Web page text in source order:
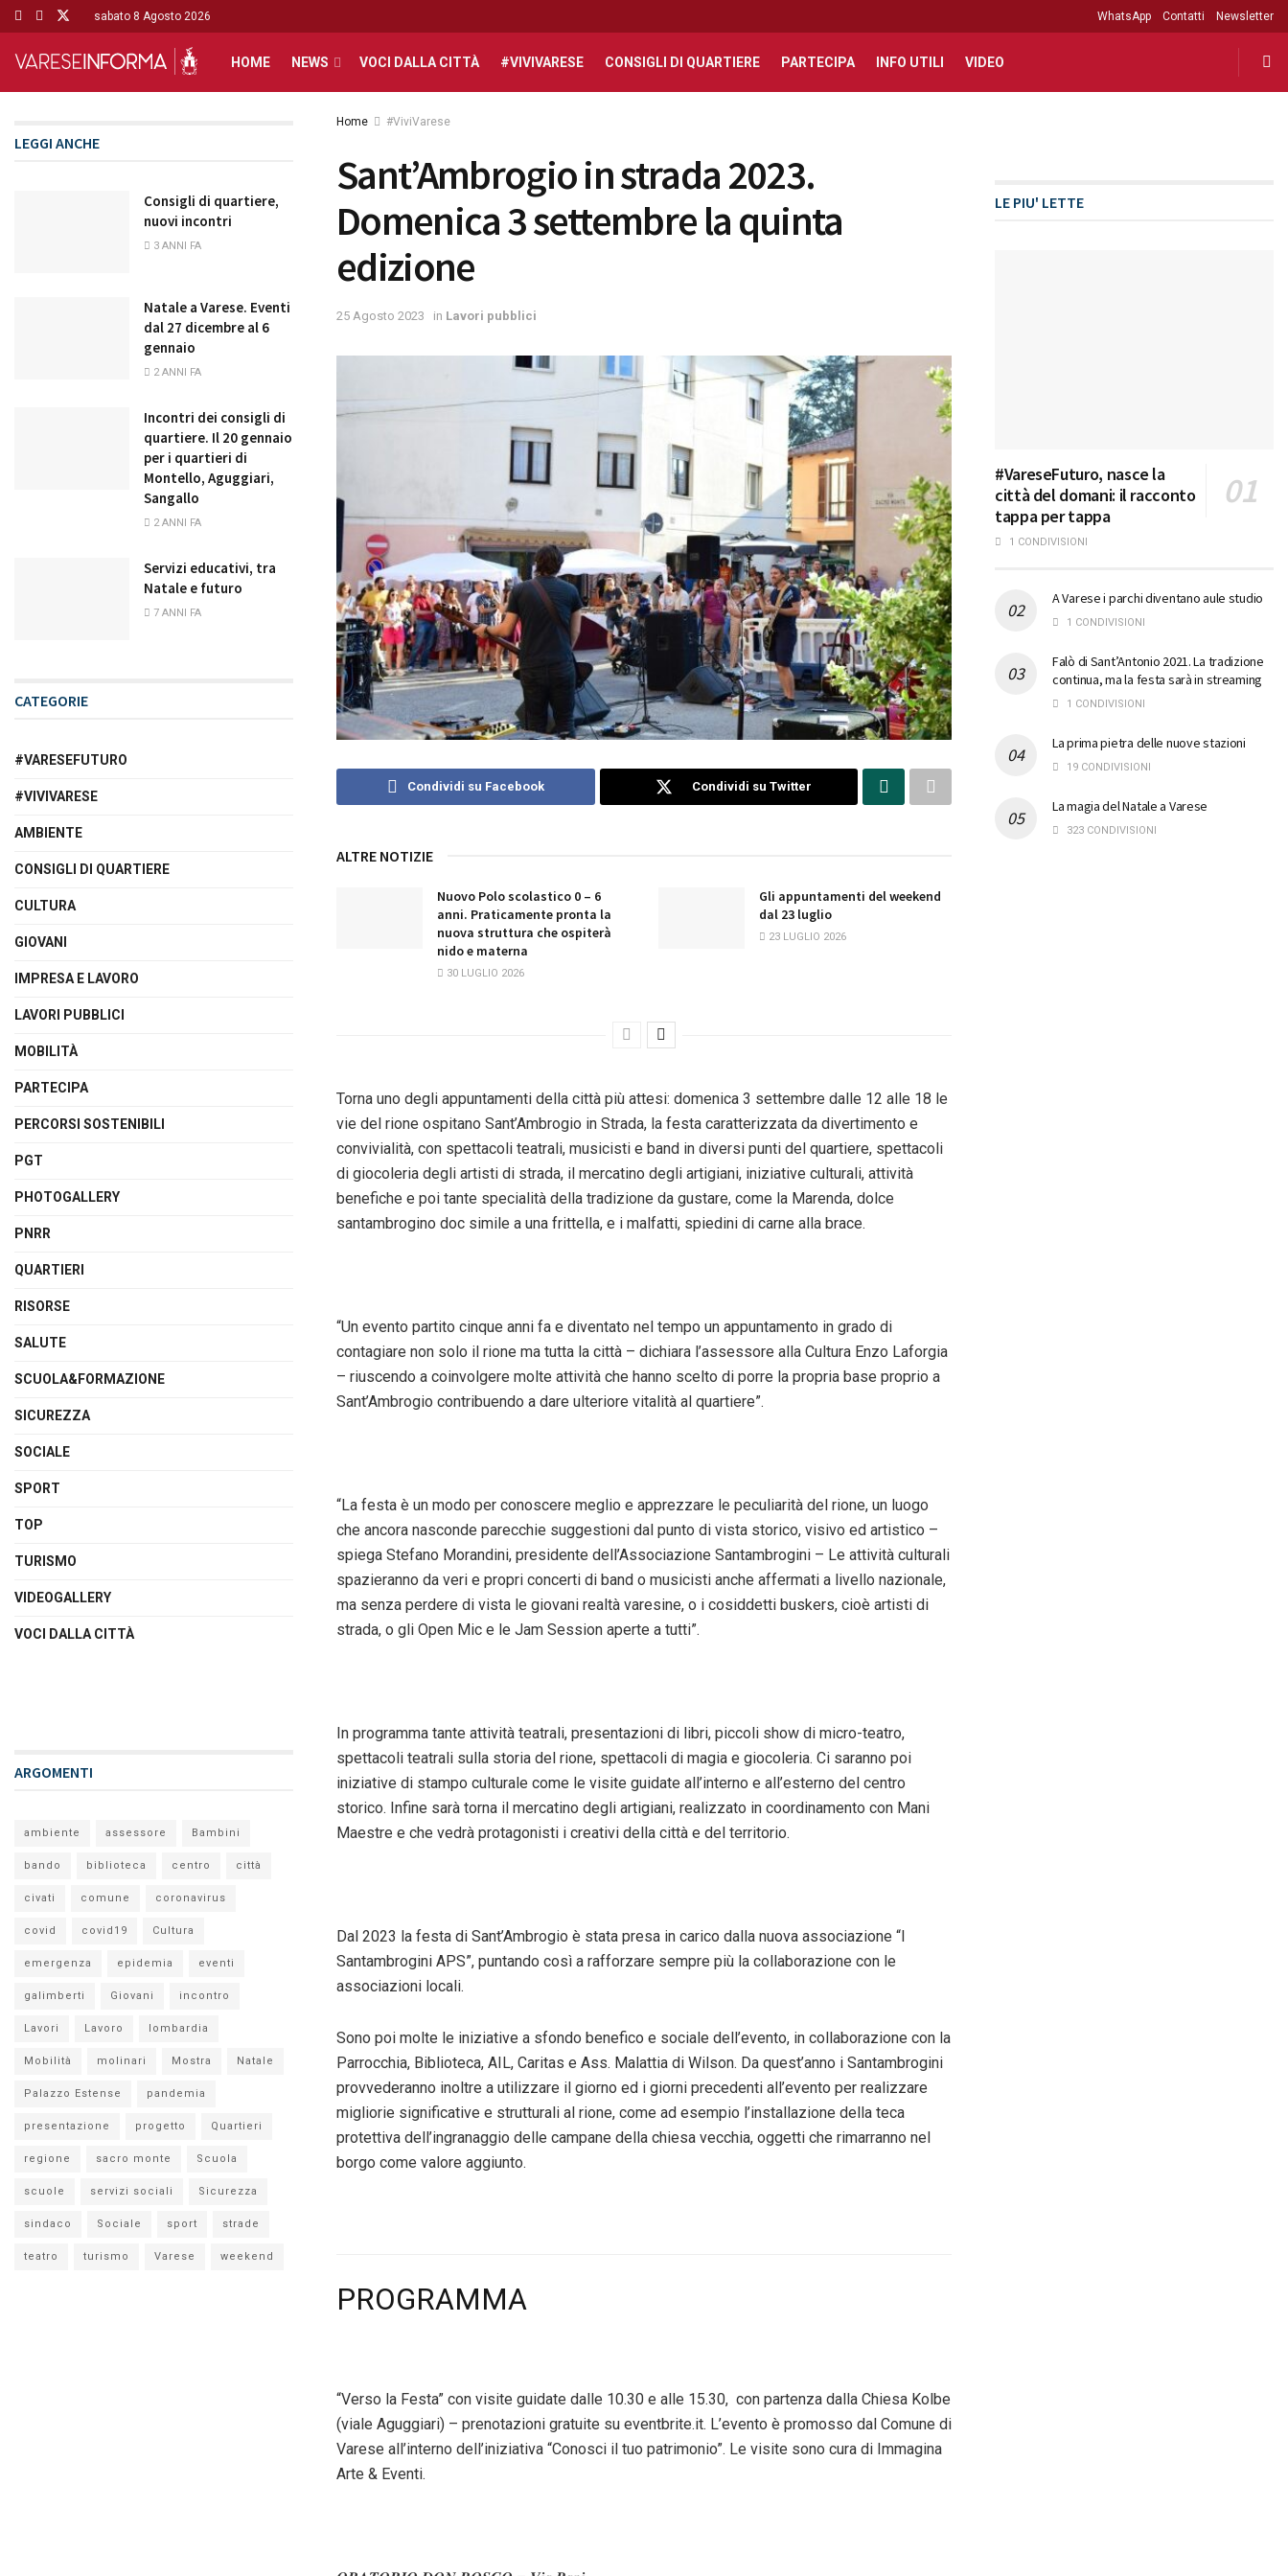
sabato 8 Agosto 2026 WhatsApp Contatti Newsletter
HOME NEWS VOCI DALLA CITTÀ #VIVIVARESE CONSIGLI DI QUARTIERE PARTECIPA INFO UTILI VIDEO
Home #ViviVarese
Sant’Ambrogio in strada 2023.
Domenica 3 settembre la quinta
edizione
25 Agosto 2023 in Lavori pubblici
Condividi su Facebook Condividi su Twitter
ALTRE NOTIZIE
Nuovo Polo scolastico 0 – 6
anni. Praticamente pronta la
nuova struttura che ospiterà
nido e materna
30 LUGLIO 2026
Gli appuntamenti del weekend
dal 23 luglio
23 LUGLIO 2026
Torna uno degli appuntamenti della città più attesi: domenica 3 settembre dalle 12 alle 18 le
vie del rione ospitano Sant’Ambrogio in Strada, la festa caratterizzata da divertimento e
convivialità, con spettacoli teatrali, musicisti e band in diversi punti del quartiere, spettacoli
di giocoleria degli artisti di strada, il mercatino degli artigiani, iniziative culturali, attività
benefiche e poi tante specialità della tradizione da gustare, come la Marenda, dolce
santambrogino doc simile a una frittella, e i malfatti, spiedini di carne alla brace.
“Un evento partito cinque anni fa e diventato nel tempo un appuntamento in grado di
contagiare non solo il rione ma tutta la città – dichiara l’assessore alla Cultura Enzo Laforgia
– riuscendo a coinvolgere molte attività che hanno scelto di porre la propria base proprio a
Sant’Ambrogio contribuendo a dare ulteriore vitalità al quartiere”.
“La festa è un modo per conoscere meglio e apprezzare le peculiarità del rione, un luogo
che ancora nasconde parecchie suggestioni dal punto di vista storico, visivo ed artistico –
spiega Stefano Morandini, presidente dell’Associazione Santambrogini – Le attività culturali
spazieranno da veri e propri concerti di band o musicisti anche affermati a livello nazionale,
ma senza perdere di vista le giovani realtà varesine, o i cosiddetti buskers, cioè artisti di
strada, o gli Open Mic e le Jam Session aperte a tutti”.
In programma tante attività teatrali, presentazioni di libri, piccoli show di micro-teatro,
spettacoli teatrali sulla storia del rione, spettacoli di magia e giocoleria. Ci saranno poi
iniziative di stampo culturale come le visite guidate all’interno e all’esterno del centro
storico. Infine sarà torna il mercatino degli artigiani, realizzato in coordinamento con Mani
Maestre e che vedrà protagonisti i creativi della città e del territorio.
Dal 2023 la festa di Sant’Ambrogio è stata presa in carico dalla nuova associazione “I
Santambrogini APS”, puntando così a rafforzare sempre più la collaborazione con le
associazioni locali.
Sono poi molte le iniziative a sfondo benefico e sociale dell’evento, in collaborazione con la
Parrocchia, Biblioteca, AIL, Caritas e Ass. Malattia di Wilson. Da quest’anno i Santambrogini
provvederanno inoltre a utilizzare il giorno ed i giorni precedenti all’evento per realizzare
migliorie significative e strutturali al rione, come ad esempio l’installazione della teca
protettiva dell’ingranaggio delle campane della chiesa vecchia, oggetti che rimarranno nel
borgo come valore aggiunto.
PROGRAMMA
“Verso la Festa” con visite guidate dalle 10.30 e alle 15.30, con partenza dalla Chiesa Kolbe
(viale Aguggiari) – prenotazioni gratuite su eventbrite.it. L’evento è promosso dal Comune di
Varese all’interno dell’iniziativa “Conosci il tuo patrimonio”. Le visite sono cura di Immagina
Arte & Eventi.
LEGGI ANCHE
Consigli di quartiere,
nuovi incontri
3 ANNI FA
Natale a Varese. Eventi
dal 27 dicembre al 6
gennaio
2 ANNI FA
Incontri dei consigli di
quartiere. Il 20 gennaio
per i quartieri di
Montello, Aguggiari,
Sangallo
2 ANNI FA
Servizi educativi, tra
Natale e futuro
7 ANNI FA
CATEGORIE
#VARESEFUTURO
#VIVIVARESE
AMBIENTE
CONSIGLI DI QUARTIERE
CULTURA
GIOVANI
IMPRESA E LAVORO
LAVORI PUBBLICI
MOBILITÀ
PARTECIPA
PERCORSI SOSTENIBILI
PGT
PHOTOGALLERY
PNRR
QUARTIERI
RISORSE
SALUTE
SCUOLA&FORMAZIONE
SICUREZZA
SOCIALE
SPORT
TOP
TURISMO
VIDEOGALLERY
VOCI DALLA CITTÀ
ARGOMENTI
ambiente assessore Bambini
bando biblioteca centro città
civati comune coronavirus
covid covid19 Cultura
emergenza epidemia eventi
galimberti Giovani incontro
Lavori Lavoro lombardia
Mobilità molinari Mostra Natale
Palazzo Estense pandemia
presentazione progetto Quartieri
regione sacro monte Scuola
scuole servizi sociali Sicurezza
sindaco Sociale sport strade
teatro turismo Varese weekend
LE PIU' LETTE
#VareseFuturo, nasce la
città del domani: il racconto
tappa per tappa
1 CONDIVISIONI
A Varese i parchi diventano aule studio
1 CONDIVISIONI
Falò di Sant’Antonio 2021. La tradizione
continua, ma la festa sarà in streaming
1 CONDIVISIONI
La prima pietra delle nuove stazioni
19 CONDIVISIONI
La magia del Natale a Varese
323 CONDIVISIONI